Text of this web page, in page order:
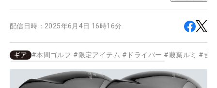
配信日時： 2025年6月4日 16時16分
ギア #本間ゴルフ # 限定アイテム # ドライバー #葭葉ルミ #吉